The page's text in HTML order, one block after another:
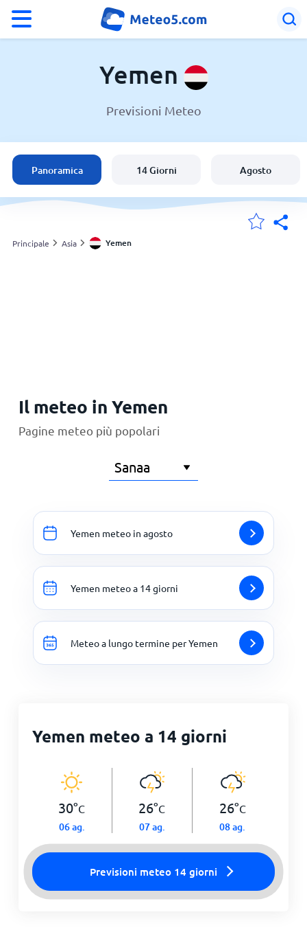
Yemen
Italia
Svizzera
Yemen
Previsioni Meteo
Panoramica 14 Giorni Agosto
Principale Asia Yemen
Il meteo in Yemen
Pagine meteo più popolari
Yemen meteo in agosto
Yemen meteo a 14 giorni
Meteo a lungo termine per Yemen
Yemen meteo a 14 giorni
30°C
06 ag.
26°C
07 ag.
26°C
08 ag.
Previsioni meteo 14 giorni